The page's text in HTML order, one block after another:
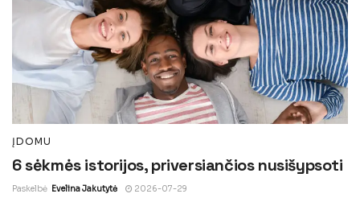
ĮDOMU
6 sėkmės istorijos, priversiančios nusišypsoti
Paskelbė Evelina Jakutytė 2026-07-29